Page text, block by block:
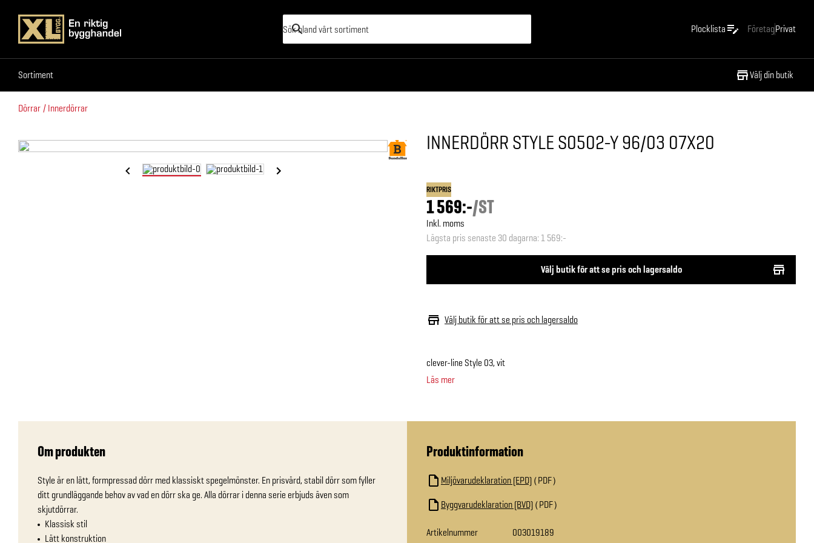
Plocklista FöretagPrivat
Sortiment Välj din butik
Sortiment
Dörrar Innerdörrar
INNERDÖRR STYLE S0502-Y 96/03 07X20
RIKTPRIS
1 569:-/ST
Inkl. moms
Lägsta pris senaste 30 dagarna: 1 569:-
Välj butik för att se pris och lagersaldo
Välj butik för att se pris och lagersaldo
clever-line Style 03, vit
Läs mer
Om produkten
Style är en lätt, formpressad dörr med klassiskt spegelmönster. En prisvärd, stabil dörr som fyller
ditt grundläggande behov av vad en dörr ska ge. Alla dörrar i denna serie erbjuds även som
skjutdörrar.
Klassisk stil
Lätt konstruktion
Produktinformation
Miljövarudeklaration (EPD) PDF
Byggvarudeklaration (BVD) PDF
Artikelnummer
003019189